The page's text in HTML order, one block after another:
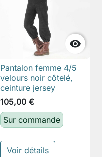

Pantalon femme 4/5
velours noir côtelé,
ceinture jersey
105,00 €
Sur commande
Voir détails